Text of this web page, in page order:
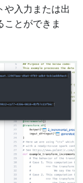
や入力または出
ことができま